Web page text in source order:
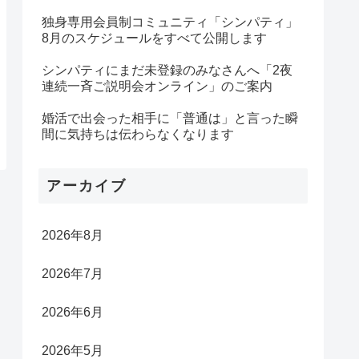
独身専用会員制コミュニティ「シンパティ」
8月のスケジュールをすべて公開します
シンパティにまだ未登録のみなさんへ「2夜
連続一斉ご説明会オンライン」のご案内
婚活で出会った相手に「普通は」と言った瞬
間に気持ちは伝わらなくなります
アーカイブ
2026年8月
2026年7月
2026年6月
2026年5月